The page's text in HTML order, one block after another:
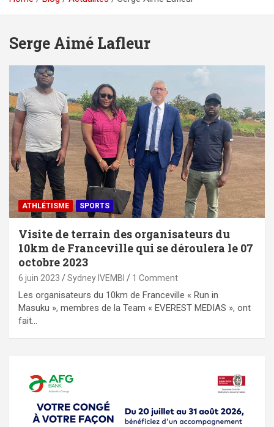
Serge Aimé Lafleur
ATHLÉTISME SPORTS
Visite de terrain des organisateurs du
10km de Franceville qui se déroulera le 07
octobre 2023
6 juin 2023 Sydney IVEMBI 1 Comment
Les organisateurs du 10km de Franceville « Run in
Masuku », membres de la Team « EVEREST MEDIAS », ont
fait…